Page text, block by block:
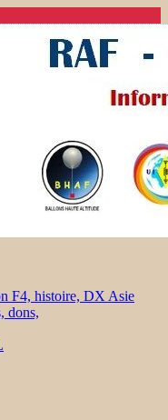
F4, histoire, DX Asie
dons,